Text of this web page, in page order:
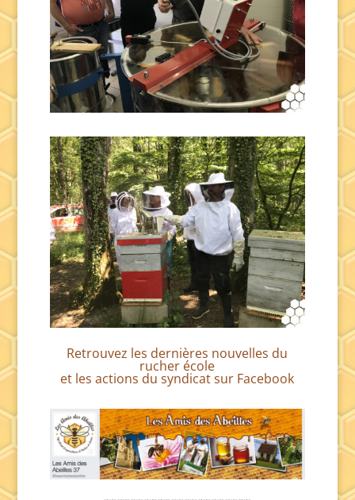
Retrouvez les dernières nouvelles du
rucher école
et les actions du syndicat sur Facebook